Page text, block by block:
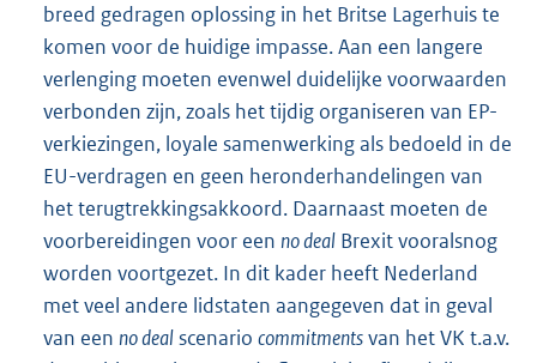
breed gedragen oplossing in het Britse Lagerhuis te
komen voor de huidige impasse. Aan een langere
verlenging moeten evenwel duidelijke voorwaarden
verbonden zijn, zoals het tijdig organiseren van EP-
verkiezingen, loyale samenwerking als bedoeld in de
EU-verdragen en geen heronderhandelingen van
het terugtrekkingsakkoord. Daarnaast moeten de
voorbereidingen voor een no deal Brexit vooralsnog
worden voortgezet. In dit kader heeft Nederland
met veel andere lidstaten aangegeven dat in geval
van een no dealscenario commitmentsvan het VK t.a.v.